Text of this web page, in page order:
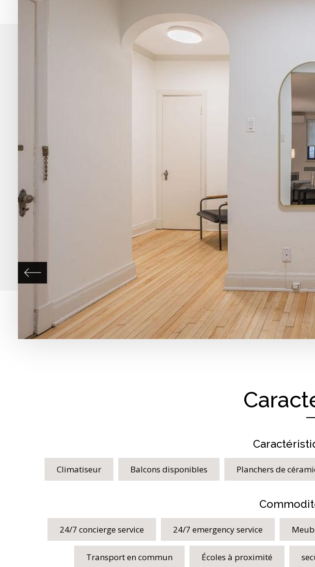
Climatiseur Balcons disponibles Planchers de
24/7 concierge service 24/7 emergency service
Transport en commun Écoles à proximité